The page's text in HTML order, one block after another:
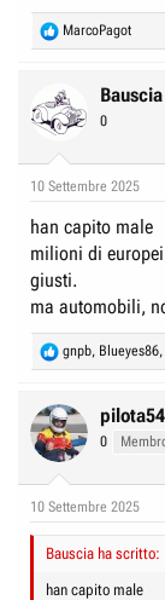
R
e
c
t
i
s
MarcoPagot
Bauscia
0
10 Settembre 2025
han capito male
milioni di
giusti.
ma automobili,
R
e
c
t
i
s
gnpb, Blueyes86,
pilota54
0
10 Settembre 2025
Bauscia ha scritto:
han capito male